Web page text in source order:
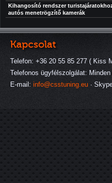
Kihangosító rendszer
autós menetrögzítő kamerák
Kapcsolat
Telefon: +36 20 55 85 277 ( Kiss
Telefonos ügyfélszolgálat:
E-mail: info@csstuning.eu ·